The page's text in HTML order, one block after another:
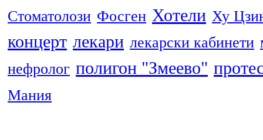
Стоматолози Фосген Хотели Ху
концерт лекари лекарски кабинети
нефролог полигон "Змеево"
Мания